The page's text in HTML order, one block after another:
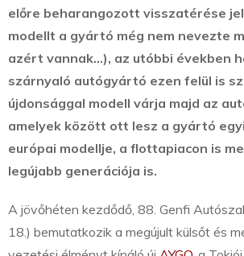
előre beharangozott visszatérése
modellt a gyártó még nem nevezte
azért vannak…), az utóbbi években
szárnyaló autógyártó ezen felül is
újdonsággal modell várja majd az
amelyek között ott lesz a gyártó
európai modellje, a flottapiacon is
legújabb generációja is.
A jövőhéten kezdődő, 88. Genfi
18.) bemutatkozik a megújult külsőt és